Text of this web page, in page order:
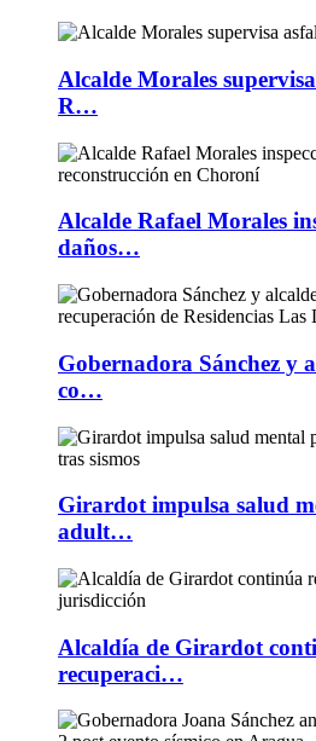
Alcalde Morales
R…
Alcalde Rafael Morales
daños…
Gobernadora Sánchez y
co…
Girardot impulsa salud
adult…
Alcaldía de Girardot
recuperaci…